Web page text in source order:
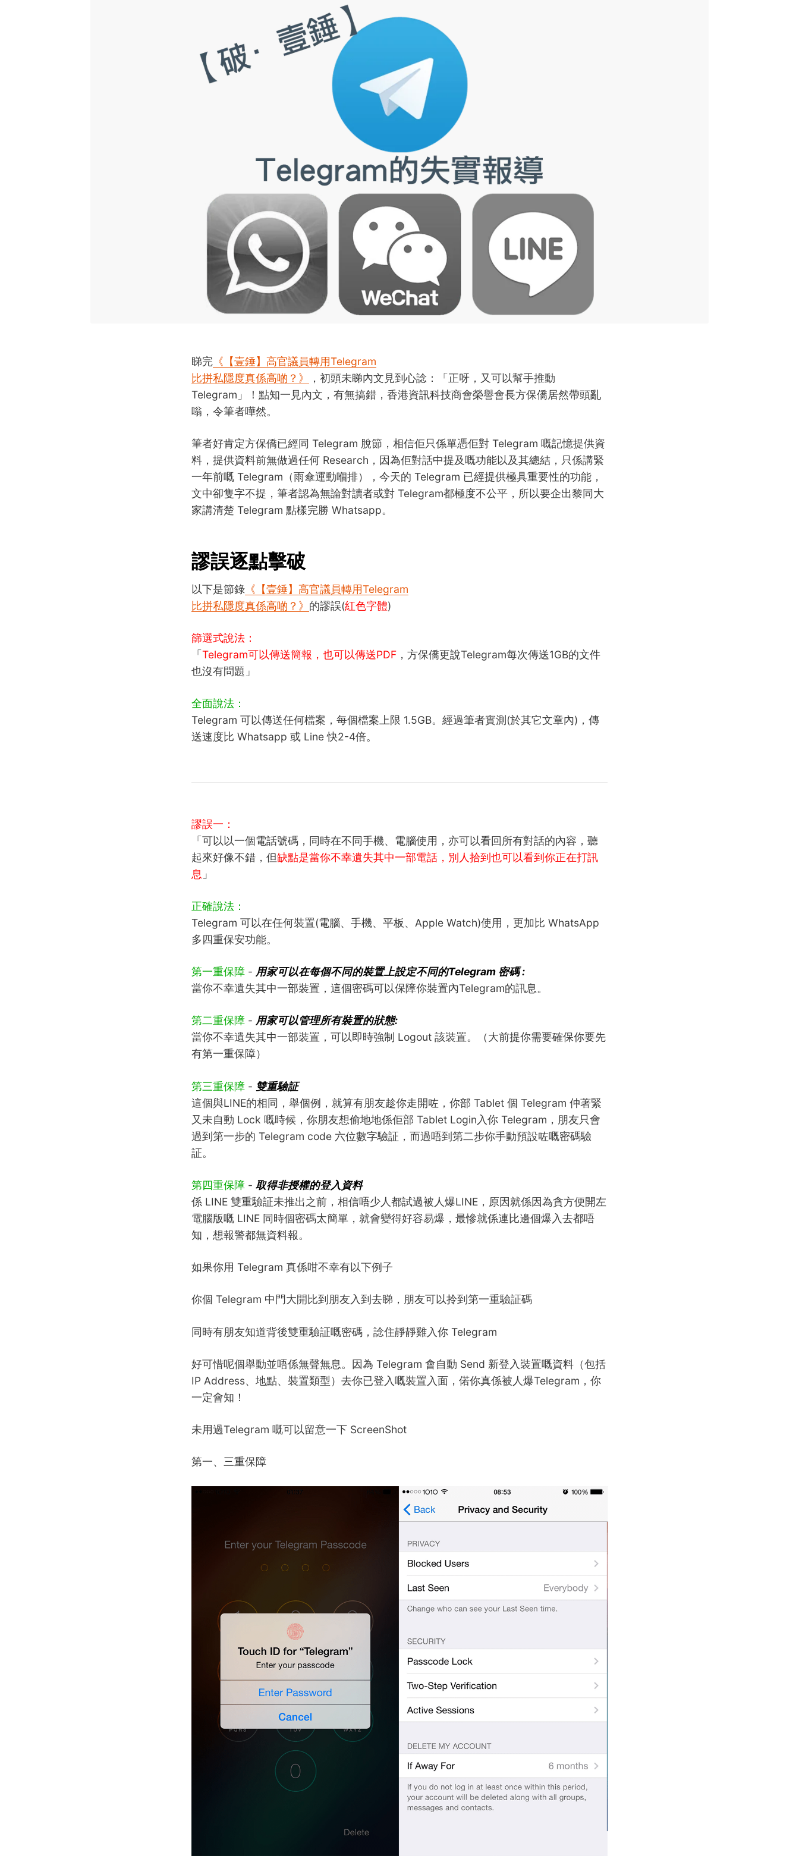
睇完 《【壹錘】高官議員轉用Telegram
比拼私隱度真係高啲？》
，初頭未睇內文見到心諗：「正呀，又可以幫手推動
Telegram」！點知一見內文，有無搞錯，香港資訊科技商會榮譽會長方保僑居然帶頭亂
嗡，令筆者嘩然。
筆者好肯定方保僑已經同 Telegram 脫節，相信佢只係單憑佢對 Telegram 嘅記憶提供資
料，提供資料前無做過任何 Research，因為佢對話中提及嘅功能以及其總結，只係講緊
一年前嘅 Telegram（雨傘運動嗰排），今天的 Telegram 已經提供極具重要性的功能，
文中卻隻字不提，筆者認為無論對讀者或對 Telegram都極度不公平，所以要企出黎同大
家講清楚 Telegram 點樣完勝 Whatsapp。
謬誤逐點擊破
以下是節錄 《【壹錘】高官議員轉用Telegram
比拼私隱度真係高啲？》 的謬誤(紅色字體)
篩選式說法：
「 Telegram可以傳送簡報，也可以傳送PDF ，方保僑更說Telegram每次傳送1GB的文件
也沒有問題」
全面說法：
Telegram 可以傳送任何檔案，每個檔案上限 1.5GB。經過筆者實測(於其它文章內)，傳
送速度比 Whatsapp 或 Line 快2-4倍。
謬誤一：
「可以以一個電話號碼，同時在不同手機、電腦使用，亦可以看回所有對話的內容，聽
起來好像不錯，但缺點是當你不幸遺失其中一部電話，別人拾到也可以看到你正在打訊
息 」
正確說法：
Telegram 可以在任何裝置(電腦、手機、平板、Apple Watch)使用，更加比 WhatsApp
多四重保安功能。
第一重保障 - 用家可以在每個不同的裝置上設定不同的Telegram 密碼 :
當你不幸遺失其中一部裝置，這個密碼可以保障你裝置內Telegram的訊息。
第二重保障 - 用家可以管理所有裝置的狀態:
當你不幸遺失其中一部裝置，可以即時強制 Logout 該裝置。（大前提你需要確保你要先
有第一重保障）
第三重保障 - 雙重驗証
這個與LINE的相同，舉個例，就算有朋友趁你走開咗，你部 Tablet 個 Telegram 仲著緊
又未自動 Lock 嘅時候，你朋友想偷地地係佢部 Tablet Login入你 Telegram，朋友只會
過到第一步的 Telegram code 六位數字驗証，而過唔到第二步你手動預設咗嘅密碼驗
証。
第四重保障 - 取得非授權的登入資料
係 LINE 雙重驗証未推出之前，相信唔少人都試過被人爆LINE，原因就係因為貪方便開左
電腦版嘅 LINE 同時個密碼太簡單，就會變得好容易爆，最慘就係連比邊個爆入去都唔
知，想報警都無資料報。
如果你用 Telegram 真係咁不幸有以下例子
你個 Telegram 中門大開比到朋友入到去睇，朋友可以拎到第一重驗証碼
同時有朋友知道背後雙重驗証嘅密碼，諗住靜靜雞入你 Telegram
好可惜呢個舉動並唔係無聲無息。因為 Telegram 會自動 Send 新登入裝置嘅資料（包括
IP Address、地點、裝置類型）去你已登入嘅裝置入面，偌你真係被人爆Telegram，你
一定會知！
未用過Telegram 嘅可以留意一下 ScreenShot
第一、三重保障